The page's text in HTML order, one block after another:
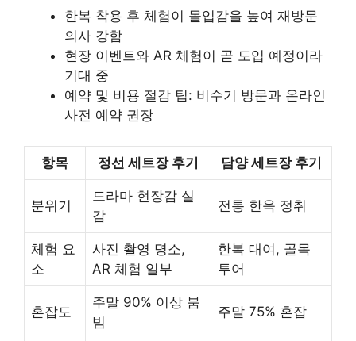
한복 착용 후 체험이 몰입감을 높여 재방문
의사 강함
현장 이벤트와 AR 체험이 곧 도입 예정이라
기대 중
예약 및 비용 절감 팁: 비수기 방문과 온라인
사전 예약 권장
항목 정선 세트장 후기 담양 세트장 후기
분위기
드라마 현장감 실
감
전통 한옥 정취
체험 요
소
사진 촬영 명소,
AR 체험 일부
한복 대여, 골목
투어
혼잡도
주말 90% 이상 붐
빔
주말 75% 혼잡